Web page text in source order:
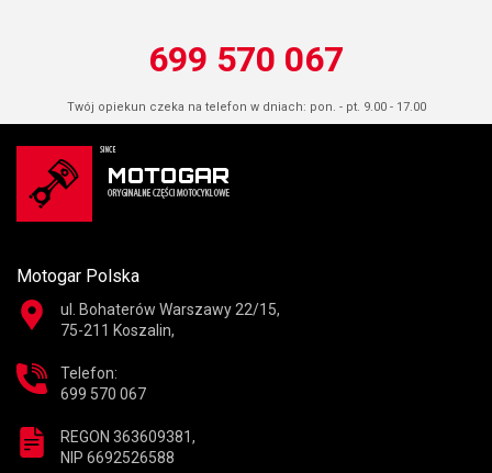
699 570 067
Twój opiekun czeka na telefon w dniach: pon. - pt. 9.00 - 17.00
Motogar Polska
ul. Bohaterów Warszawy 22/15,
75-211 Koszalin,
Telefon:
699 570 067
REGON 363609381,
NIP 6692526588